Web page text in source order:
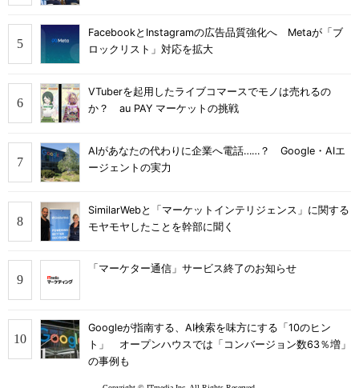
FacebookとInstagramの広告品質強化へ Metaが「ブ
ロックリスト」対応を拡大
VTuberを起用したライブコマースでモノは売れるの
か？ au PAY マーケットの挑戦
AIがあなたの代わりに企業へ電話……？ Google・AIエ
ージェントの実力
SimilarWebと「マーケットインテリジェンス」に関する
モヤモヤしたことを幹部に聞く
「マーケター通信」サービス終了のお知らせ
Googleが指南する、AI検索を味方にする「10のヒン
ト」 オープンハウスでは「コンバージョン数63％増」
の事例も